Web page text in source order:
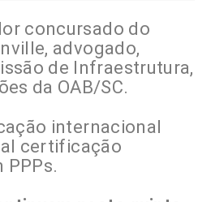
concursado do
advogado,
de Infraestrutura,
da OAB/SC.
internacional
certificação
PPPs.